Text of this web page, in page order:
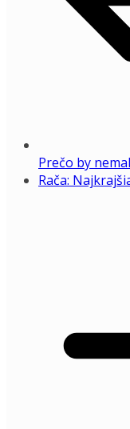
Prečo by
Rača: